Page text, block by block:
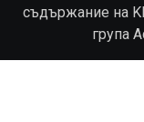
съдържание на
група